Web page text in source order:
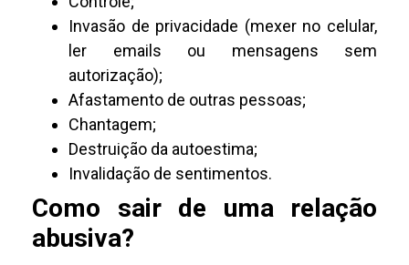
Invasão de privacidade (mexer no celular,
ler emails ou mensagens sem
autorização);
Afastamento de outras pessoas;
Chantagem;
Destruição da autoestima;
Invalidação de sentimentos.
Como sair de uma relação
abusiva?